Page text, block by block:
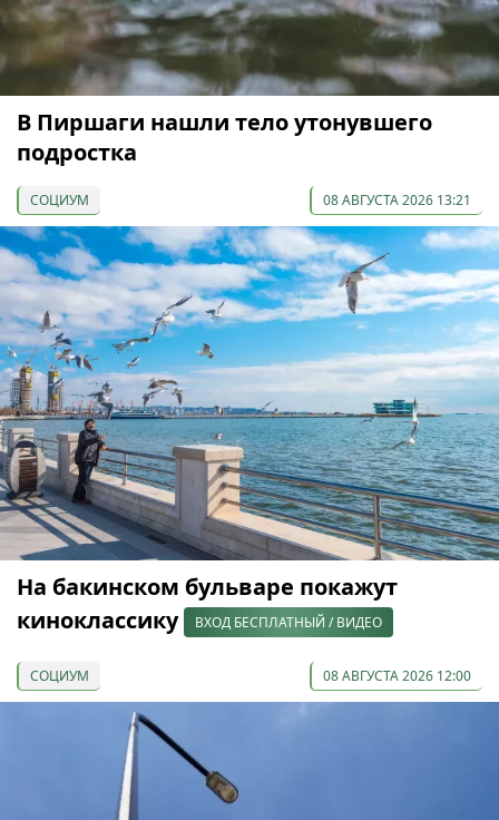
В Пиршаги нашли тело утонувшего
подростка
СОЦИУМ 08 АВГУСТА 2026 13:21
На бакинском бульваре покажут
киноклассику
ВХОД БЕСПЛАТНЫЙ / ВИДЕО
СОЦИУМ 08 АВГУСТА 2026 12:00